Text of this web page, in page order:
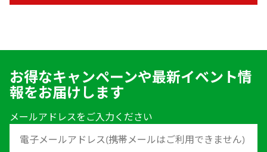
お得なキャンペーンや最新イベント情
報をお届けします
メールアドレスをご入力ください